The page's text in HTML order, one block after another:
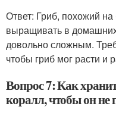
Ответ: Гриб, похожий
выращивать в
довольно сложным.
чтобы гриб мог расти и
Вопрос 7: Как
коралл, чтобы он не